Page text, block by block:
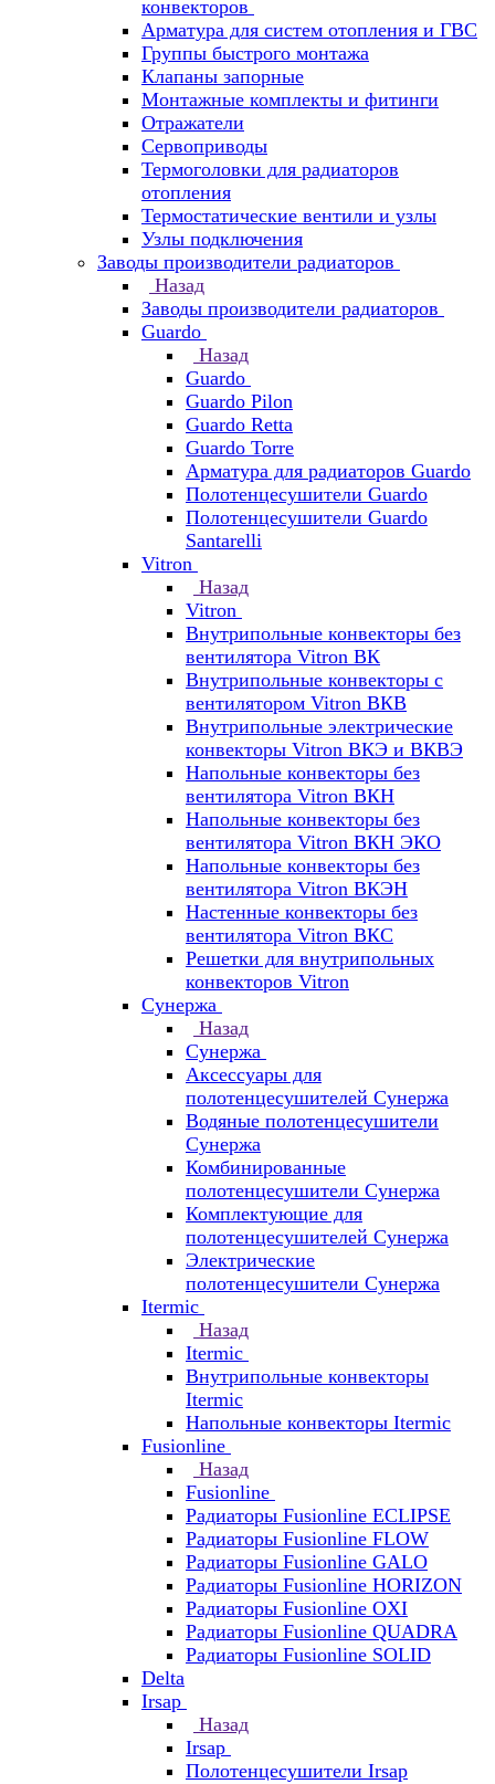
конвекторов
Арматура для систем отопления и ГВС
Группы быстрого монтажа
Клапаны запорные
Монтажные комплекты и фитинги
Отражатели
Сервоприводы
Термоголовки для радиаторов
отопления
Термостатические вентили и узлы
Узлы подключения
Заводы производители радиаторов
Назад
Заводы производители радиаторов
Guardo
Назад
Guardo
Guardo Pilon
Guardo Retta
Guardo Torre
Арматура для радиаторов Guardo
Полотенцесушители Guardo
Полотенцесушители Guardo
Santarelli
Vitron
Назад
Vitron
Внутрипольные конвекторы без
вентилятора Vitron ВК
Внутрипольные конвекторы с
вентилятором Vitron ВКВ
Внутрипольные электрические
конвекторы Vitron ВКЭ и ВКВЭ
Напольные конвекторы без
вентилятора Vitron ВКН
Напольные конвекторы без
вентилятора Vitron ВКН ЭКО
Напольные конвекторы без
вентилятора Vitron ВКЭН
Настенные конвекторы без
вентилятора Vitron ВКС
Решетки для внутрипольных
конвекторов Vitron
Сунержа
Назад
Сунержа
Аксессуары для
полотенцесушителей Сунержа
Водяные полотенцесушители
Сунержа
Комбинированные
полотенцесушители Сунержа
Комплектующие для
полотенцесушителей Сунержа
Электрические
полотенцесушители Сунержа
Itermic
Назад
Itermic
Внутрипольные конвекторы
Itermic
Напольные конвекторы Itermic
Fusionline
Назад
Fusionline
Радиаторы Fusionline ECLIPSE
Радиаторы Fusionline FLOW
Радиаторы Fusionline GALO
Радиаторы Fusionline HORIZON
Радиаторы Fusionline OXI
Радиаторы Fusionline QUADRA
Радиаторы Fusionline SOLID
Delta
Irsap
Назад
Irsap
Полотенцесушители Irsap